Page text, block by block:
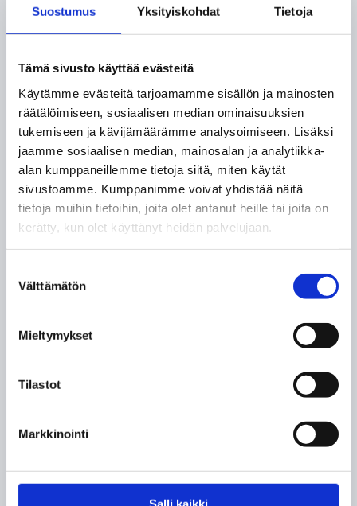
Suostumus Yksityiskohdat Tietoja
Tämä sivusto käyttää evästeitä
Käytämme evästeitä tarjoamamme sisällön ja mainosten
räätälöimiseen, sosiaalisen median ominaisuuksien
tukemiseen ja kävijämäärämme analysoimiseen. Lisäksi
jaamme sosiaalisen median, mainosalan ja analytiikka-
alan kumppaneillemme tietoja siitä, miten käytät
sivustoamme. Kumppanimme voivat yhdistää näitä
tietoja muihin tietoihin, joita olet antanut heille tai joita on
kerätty, kun olet käyttänyt heidän palvelujaan.
valinta
Välttämätön
Mieltymykset
Tilastot
Markkinointi
Pesuallashana Oras